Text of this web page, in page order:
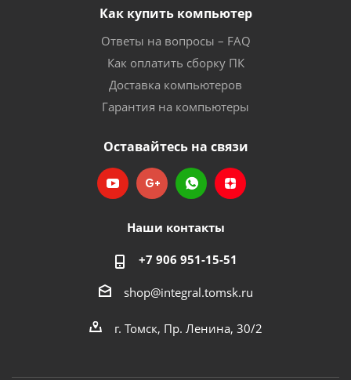
Как купить компьютер
Ответы на вопросы – FAQ
Как оплатить сборку ПК
Доставка компьютеров
Гарантия на компьютеры
Оставайтесь на связи
Наши контакты
+7 906 951-15-51
shop@integral.tomsk.ru
г. Томск, Пр. Ленина, 30/2